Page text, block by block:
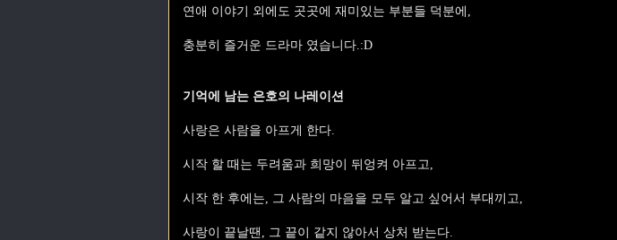
연애 이야기 외에도 곳곳에 재미있는 부분들 덕분에,
충분히 즐거운 드라마 였습니다.:D
기억에 남는 은호의 나레이션
사랑은 사람을 아프게 한다.
시작 할 때는 두려움과 희망이 뒤엉켜 아프고,
시작 한 후에는, 그 사람의 마음을 모두 알고 싶어서 부대끼고,
사랑이 끝날땐, 그 끝이 같지 않아서 상처 받는다.